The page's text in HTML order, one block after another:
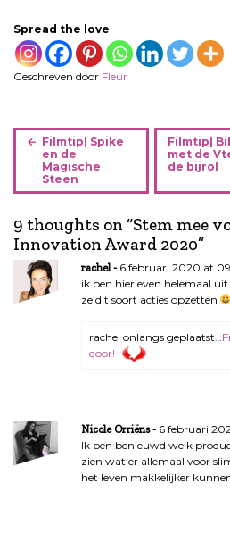
Spread the love
Geschreven door Fleur
B
i
h
t
a
e
Filmtip| Spike
en de
Magische
Steen
Filmtip|
met de
de bijrol
9 thoughts on “Stem mee
Innovation Award 2020”
rachel
6 februari 2020 at
ik ben hier even helemaal
ze dit soort acties opzetten
rachel onlangs geplaatst…
door!
Nicole Orriëns
6 februari
Ik ben benieuwd welk
zien wat er allemaal voor
het leven makkelijker